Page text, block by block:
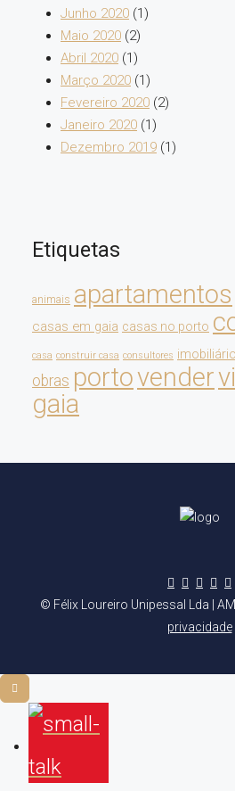
Junho 2020 (1)
Maio 2020 (2)
Abril 2020 (1)
Março 2020 (1)
Fevereiro 2020 (2)
Janeiro 2020 (1)
Dezembro 2019 (1)
Etiquetas
animais apartamentos
casas em gaia casas no porto
casa construir casa consultores imobiliário
obras portovender
gaia
© Félix Loureiro Unipessal Lda |
privacidade